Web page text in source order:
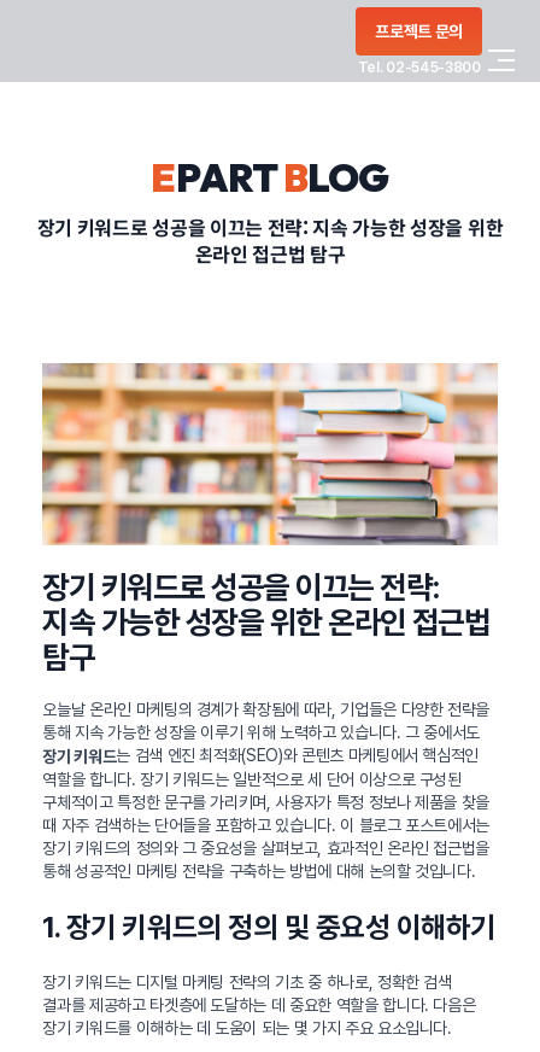
프로젝트 문의
Tel. 02-545-3800
CONTACT
정부지원사업
EPARTBLOG
장기 키워드로 성공을 이끄는 전략: 지속 가능한 성장을 위한
온라인 접근법 탐구
장기 키워드로 성공을 이끄는 전략:
지속 가능한 성장을 위한 온라인 접근법
탐구
오늘날 온라인 마케팅의 경계가 확장됨에 따라, 기업들은 다양한 전략을
통해 지속 가능한 성장을 이루기 위해 노력하고 있습니다. 그 중에서도
장기 키워드는 검색 엔진 최적화(SEO)와 콘텐츠 마케팅에서 핵심적인
역할을 합니다. 장기 키워드는 일반적으로 세 단어 이상으로 구성된
구체적이고 특정한 문구를 가리키며, 사용자가 특정 정보나 제품을 찾을
때 자주 검색하는 단어들을 포함하고 있습니다. 이 블로그 포스트에서는
장기 키워드의 정의와 그 중요성을 살펴보고, 효과적인 온라인 접근법을
통해 성공적인 마케팅 전략을 구축하는 방법에 대해 논의할 것입니다.
1. 장기 키워드의 정의 및 중요성 이해하기
장기 키워드는 디지털 마케팅 전략의 기초 중 하나로, 정확한 검색
결과를 제공하고 타겟층에 도달하는 데 중요한 역할을 합니다. 다음은
장기 키워드를 이해하는 데 도움이 되는 몇 가지 주요 요소입니다.